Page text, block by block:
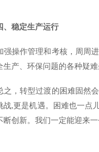
稳定生产运行
操作管理和考核，周周
生产、环保问题的各种疑
，转型过渡的困难固然
战,更是机遇。困难也一点
断创新。我们一定能迎来一